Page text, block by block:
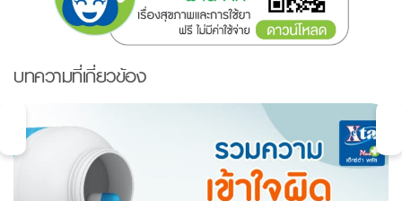
บทความที่เกี่ยวข้อง